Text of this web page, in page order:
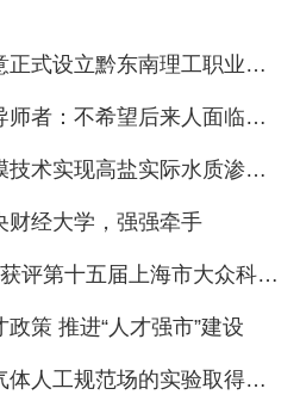
按相关协定的规定执行；协
用。
与我建交并完成换文手续
遇，实施特惠税率，适用商
贵州省人民政府同意正式设立黔东南理工职业学院
对话华中农大举报导师者：不希望后来人面临同样情况
蛭石纳米材料通道膜技术实现高盐实际水质渗透回收
财经大学，强强牵手
汪品先、陶虎等5人获评第十五届上海市大众科学传播杰出人物
策 推进“人才强市”建设
相互作用玻色量子气体人工规范场的实验取得进展